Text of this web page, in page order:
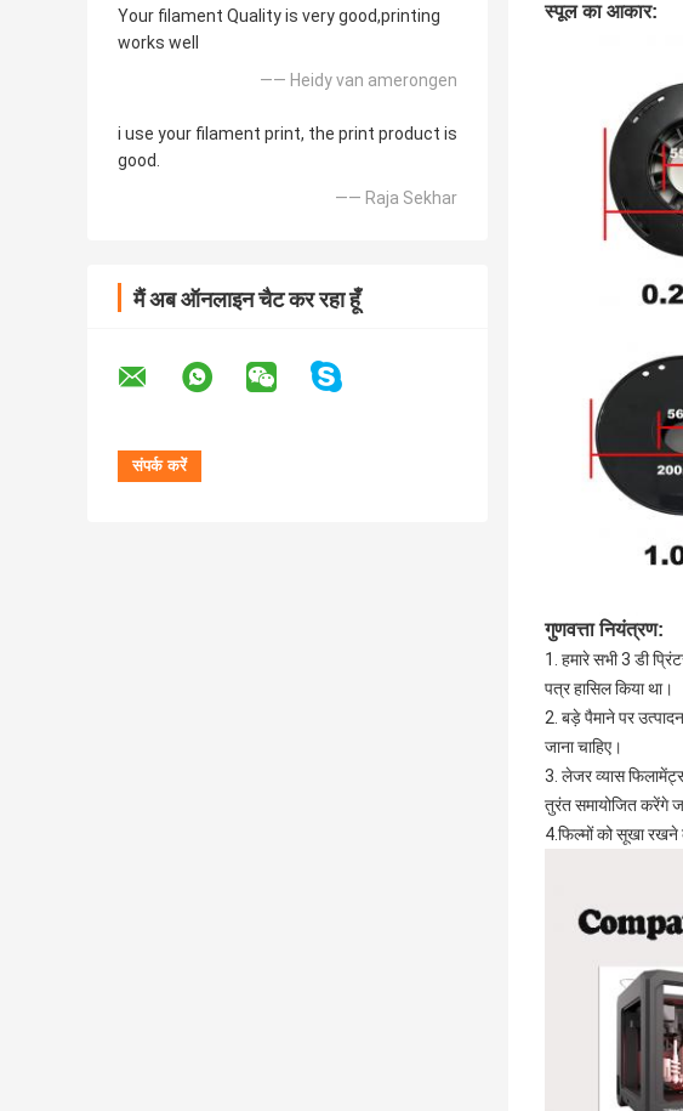
Your filament Quality is very good,printing
works well
—— Heidy van amerongen
i use your filament print, the print product is
good.
—— Raja Sekhar
मैं अब ऑनलाइन चैट कर रहा हूँ
स्पूल का आकार:
गुणवत्ता नियंत्रण:
1. हमारे सभी 3 डी
पत्र हासिल किया था।
2. बड़े पैमाने पर
जाना चाहिए।
3. लेजर व्यास
तुरंत समायोजित करेंगे
4.फिल्मों को सूखा